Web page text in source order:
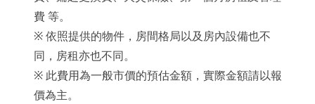
費 等。
※ 依照提供的物件，房間格局以及房內設備也不
同，房租亦也不同。
※ 此費用為一般市價的預估金額，實際金額請以報
價為主。